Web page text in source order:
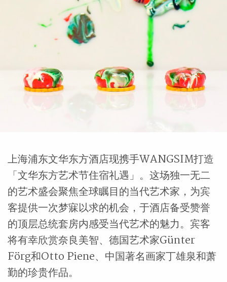
上海浦东文华东方酒店现携手WANGSIM打造
「文华东方艺术节住宿礼遇」。这场独一无二
的艺术盛会聚焦全球瞩目的当代艺术家，为宾
客提供一次梦寐以求的机会，于酒店备受赞誉
的顶层总统套房内感受当代艺术的魅力。宾客
将有幸欣赏奈良美智、德国艺术家Günter
Förg和Otto Piene、中国著名画家丁雄泉和萧
勤的珍贵作品。